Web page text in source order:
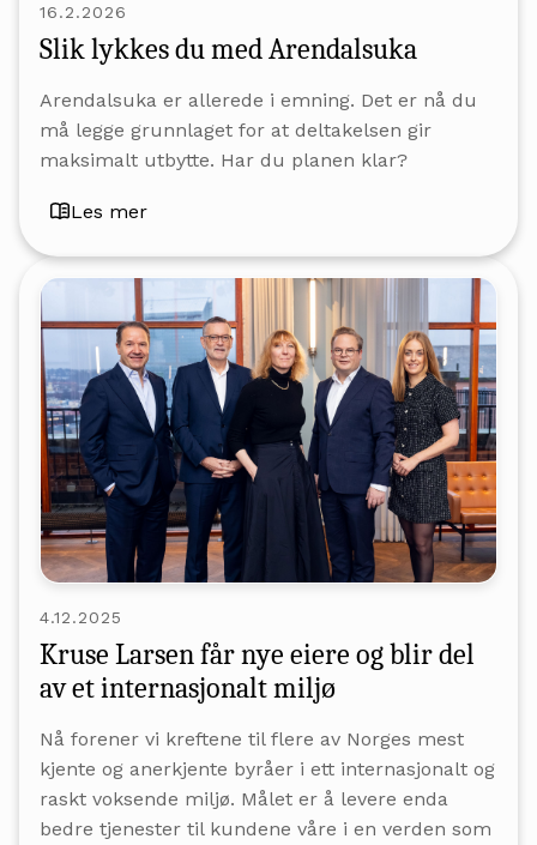
16.2.2026
Slik lykkes du med Arendalsuka
Arendalsuka er allerede i emning. Det er nå du
må legge grunnlaget for at deltakelsen gir
maksimalt utbytte. Har du planen klar?
Les mer
4.12.2025
Kruse Larsen får nye eiere og blir del
av et internasjonalt miljø
Nå forener vi kreftene til flere av Norges mest
kjente og anerkjente byråer i ett internasjonalt og
raskt voksende miljø. Målet er å levere enda
bedre tjenester til kundene våre i en verden som